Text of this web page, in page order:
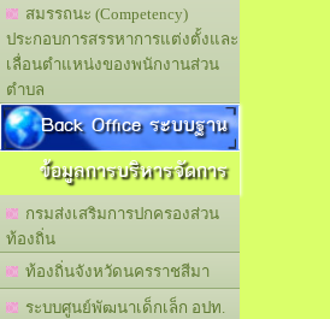
สมรรถนะ (Competency)
ประกอบการสรรหาการแต่งตั้งและ
เลื่อนตำแหน่งของพนักงานส่วน
ตำบล
Back Office ระบบฐาน
ข้อมูลการบริหารจัดการ
กรมส่งเสริมการปกครองส่วน
ท้องถิ่น
ท้องถิ่นจังหวัดนครราชสีมา
ระบบศูนย์พัฒนาเด็กเล็ก อปท.